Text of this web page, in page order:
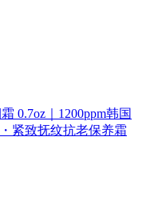
0.7oz｜1200ppm韩国
紧致抚纹抗老保养霜